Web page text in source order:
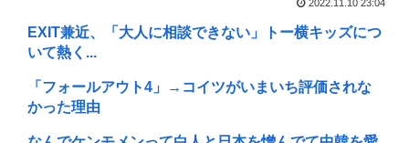
2022.11.10 23:04
EXIT兼近、「大人に相談できない」トー横キッズにつ
いて熱く...
「フォールアウト4」→コイツがいまいち評価されな
かった理由